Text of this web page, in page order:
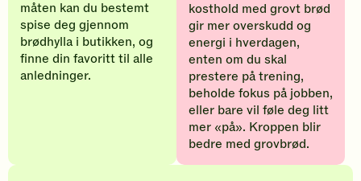
måten kan du bestemt
spise deg gjennom
brødhylla i butikken, og
finne din favoritt til alle
anledninger.
kosthold med grovt brød
gir mer overskudd og
energi i hverdagen,
enten om du skal
prestere på trening,
beholde fokus på jobben,
eller bare vil føle deg litt
mer «på». Kroppen blir
bedre med grovbrød.